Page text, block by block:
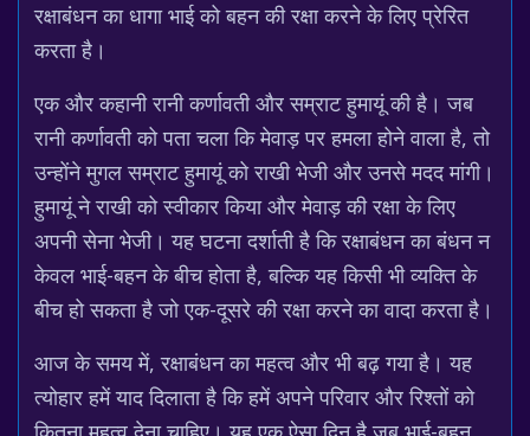
रक्षाबंधन का धागा भाई को बहन की रक्षा करने के लिए प्रेरित
करता है।
एक और कहानी रानी कर्णावती और सम्राट हुमायूं की है। जब
रानी कर्णावती को पता चला कि मेवाड़ पर हमला होने वाला है, तो
उन्होंने मुगल सम्राट हुमायूं को राखी भेजी और उनसे मदद मांगी।
हुमायूं ने राखी को स्वीकार किया और मेवाड़ की रक्षा के लिए
अपनी सेना भेजी। यह घटना दर्शाती है कि रक्षाबंधन का बंधन न
केवल भाई-बहन के बीच होता है, बल्कि यह किसी भी व्यक्ति के
बीच हो सकता है जो एक-दूसरे की रक्षा करने का वादा करता है।
आज के समय में, रक्षाबंधन का महत्व और भी बढ़ गया है। यह
त्योहार हमें याद दिलाता है कि हमें अपने परिवार और रिश्तों को